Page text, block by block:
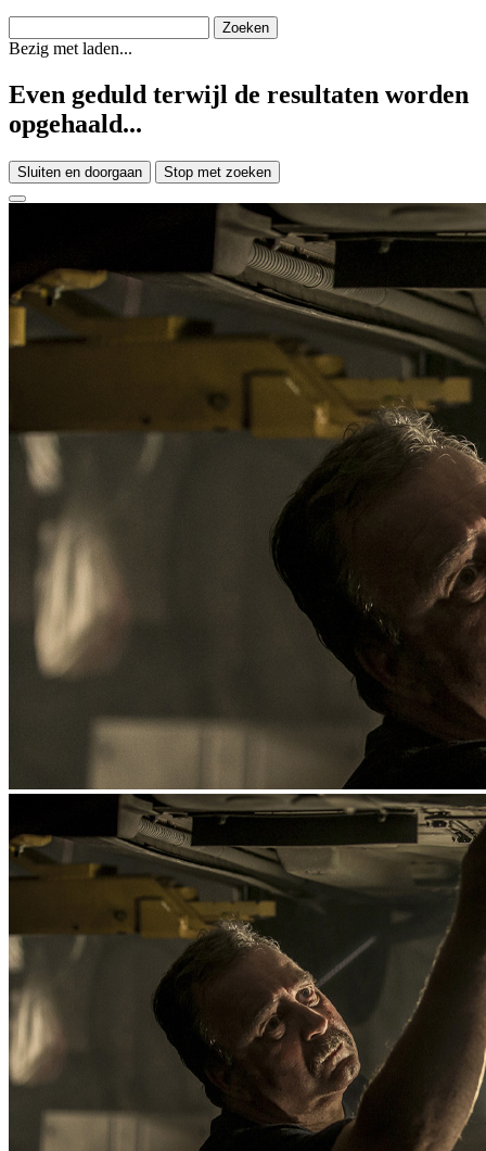
Bezig met laden...
Even geduld terwijl de resultaten worden
opgehaald...
Sluiten en doorgaan Stop met zoeken